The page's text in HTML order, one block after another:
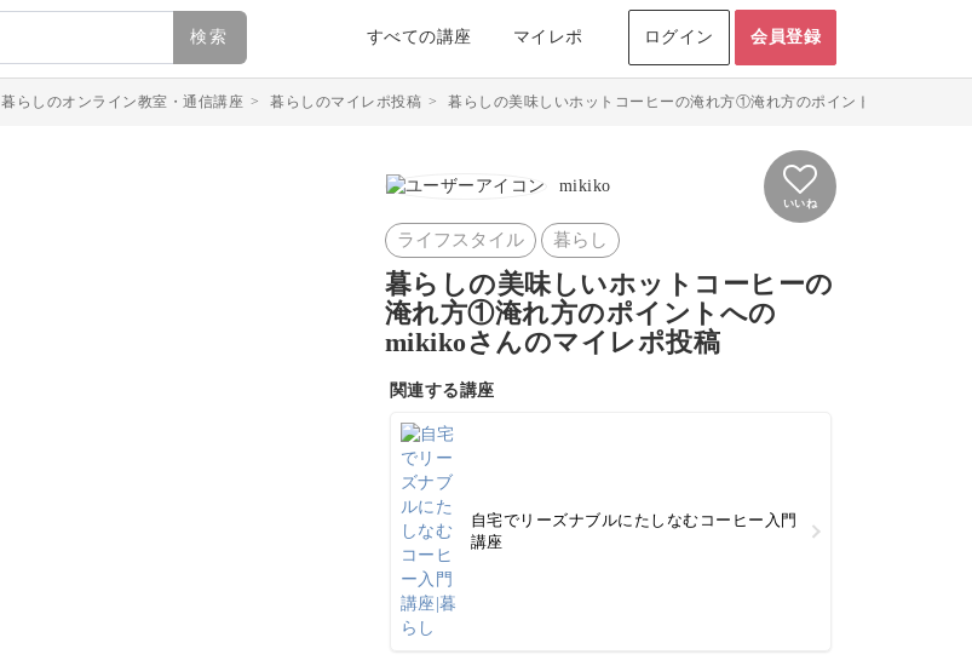
検索 すべての講座 マイレポ ログイン 会員登録
暮らしのオンライン教室・通信講座 > 暮らしのマイレポ投稿 > 暮らしの美味しいホットコーヒーの淹れ方①淹れ方のポイントのマイレポ投
mikiko
いいね
ライフスタイル 暮らし
暮らしの美味しいホットコーヒーの
淹れ方①淹れ方のポイントへの
mikikoさんのマイレポ投稿
関連する講座
自宅でリーズナブルにたしなむコーヒー入門
講座